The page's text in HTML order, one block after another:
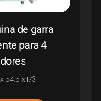
de garra
para 4
54.5 x 173